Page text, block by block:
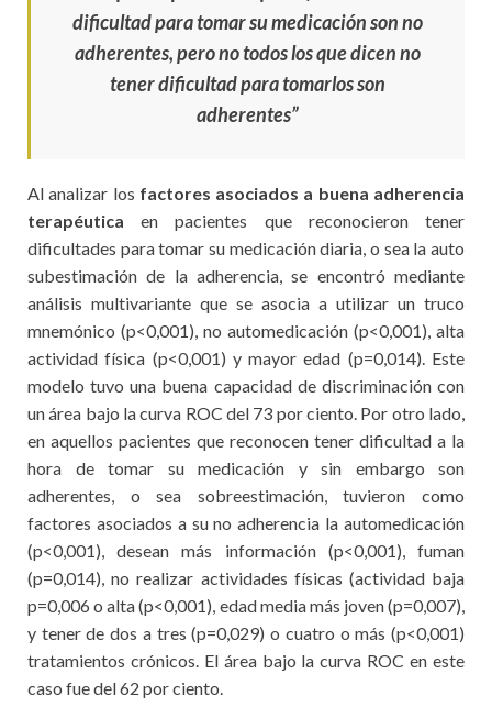
dificultad para tomar su medicación son no
adherentes, pero no todos los que dicen no
tener dificultad para tomarlos son
adherentes”
Al analizar los factores asociados a buena adherencia
terapéutica en pacientes que reconocieron tener
dificultades para tomar su medicación diaria, o sea la auto
subestimación de la adherencia, se encontró mediante
análisis multivariante que se asocia a utilizar un truco
mnemónico (p<0,001), no automedicación (p<0,001), alta
actividad física (p<0,001) y mayor edad (p=0,014). Este
modelo tuvo una buena capacidad de discriminación con
un área bajo la curva ROC del 73 por ciento. Por otro lado,
en aquellos pacientes que reconocen tener dificultad a la
hora de tomar su medicación y sin embargo son
adherentes, o sea sobreestimación, tuvieron como
factores asociados a su no adherencia la automedicación
(p<0,001), desean más información (p<0,001), fuman
(p=0,014), no realizar actividades físicas (actividad baja
p=0,006 o alta (p<0,001), edad media más joven (p=0,007),
y tener de dos a tres (p=0,029) o cuatro o más (p<0,001)
tratamientos crónicos. El área bajo la curva ROC en este
caso fue del 62 por ciento.